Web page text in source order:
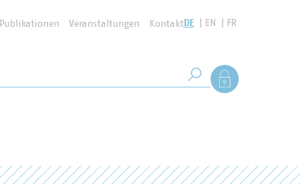
Publikationen Veranstaltungen KontaktDE EN FR
Suche starten
Als Mitglied